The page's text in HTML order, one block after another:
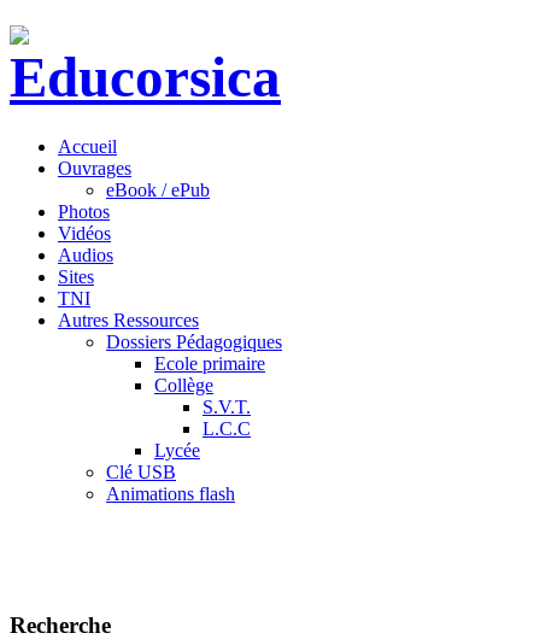
Accueil
Ouvrages
eBook / ePub
Photos
Vidéos
Audios
Sites
TNI
Autres Ressources
Dossiers Pédagogiques
Ecole primaire
Collège
S.V.T.
L.C.C
Lycée
Clé USB
Animations flash
Recherche